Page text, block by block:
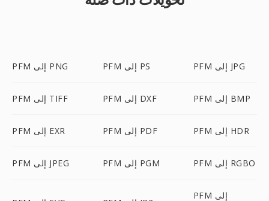
PFM إلى PNG PFM إلى PS PFM إلى JPG
PFM إلى TIFF PFM إلى DXF PFM إلى BMP
PFM إلى EXR PFM إلى PDF PFM إلى HDR
PFM إلى JPEG PFM إلى PGM PFM إلى RGBO
PFM إلى